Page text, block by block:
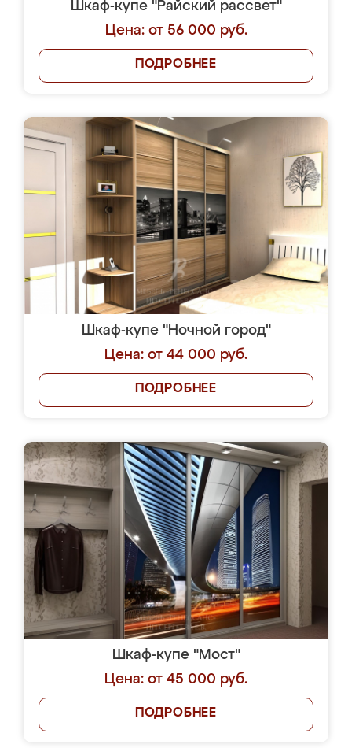
Шкаф-купе "Райский рассвет"
Цена: от 56 000 руб.
ПОДРОБНЕЕ
Шкаф-купе "Ночной город"
Цена: от 44 000 руб.
ПОДРОБНЕЕ
Шкаф-купе "Мост"
Цена: от 45 000 руб.
ПОДРОБНЕЕ